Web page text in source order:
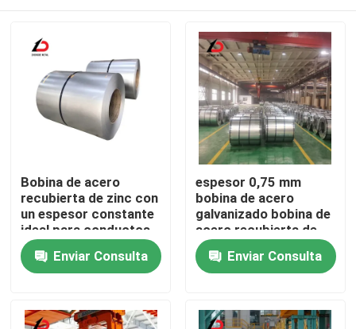
En casa.
Productos
Los vídeos
Bobina de acero
recubierta de zinc con
un espesor constante
ideal para conductos
HVAC materiales de
techado y
aplicaciones
Enviar Consulta
espesor 0,75 mm
bobina de acero
galvanizado bobina de
acero recubierta de
zinc duradera
diseñada para equipos
industriales y
Enviar Consulta